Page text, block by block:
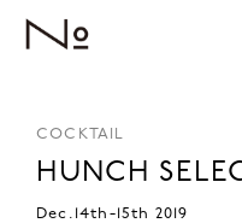
COCKTAIL
HUNCH
Dec.14th-15th 2019